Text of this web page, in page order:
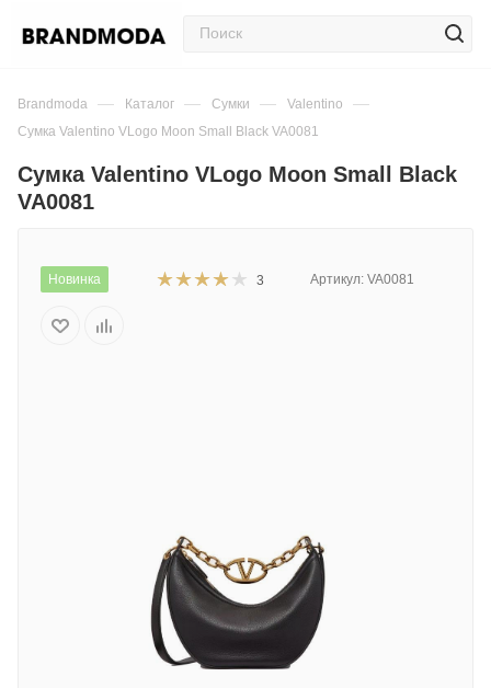
Brandmoda — Каталог — Сумки — Valentino —
Сумка Valentino VLogo Moon Small Black VA0081
Сумка Valentino VLogo Moon Small Black
VA0081
Новинка 3 Артикул: VA0081